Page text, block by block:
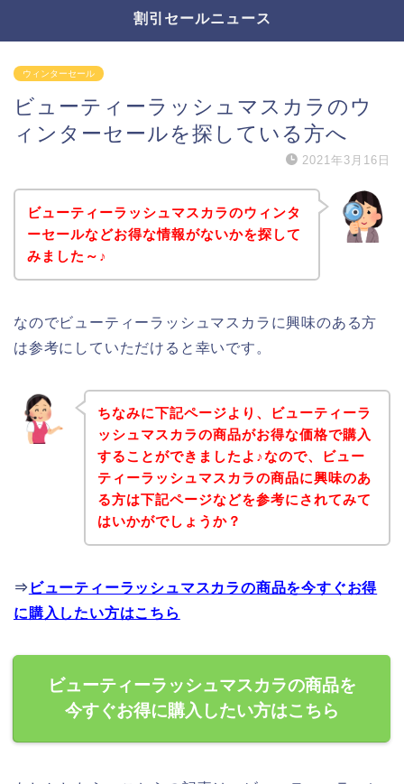
割引セールニュース
ウィンターセール
ビューティーラッシュマスカラのウ
ィンターセールを探している方へ
2021年3月16日
ビューティーラッシュマスカラのウィンタ
ーセールなどお得な情報がないかを探して
みました～♪
なのでビューティーラッシュマスカラに興味のある方
は参考にしていただけると幸いです。
ちなみに下記ページより、ビューティーラ
ッシュマスカラの商品がお得な価格で購入
することができましたよ♪なので、ビュー
ティーラッシュマスカラの商品に興味のあ
る方は下記ページなどを参考にされてみて
はいかがでしょうか？
⇒ ビューティーラッシュマスカラの商品を今すぐお得
に購入したい方はこちら
ビューティーラッシュマスカラの商品を
今すぐお得に購入したい方はこちら